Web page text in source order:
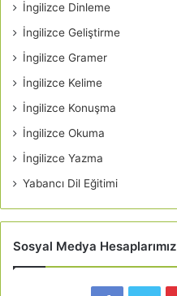
İngilizce Dinleme
İngilizce Geliştirme
İngilizce Gramer
İngilizce Kelime
İngilizce Konuşma
İngilizce Okuma
İngilizce Yazma
Yabancı Dil Eğitimi
Sosyal Medya Hesaplarımız